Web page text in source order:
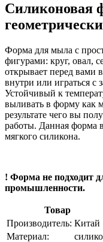
Силиконовая
Форма для мыла с
фигурами: круг, овал,
открывает перед вами
внутри или играться с
Устойчивый к
выливать в форму как
результате чего вы
работы. Данная форма
мягкого силикона.
! Форма не подходит
промышленности.
Товар
Производитель: Китай
Материал: